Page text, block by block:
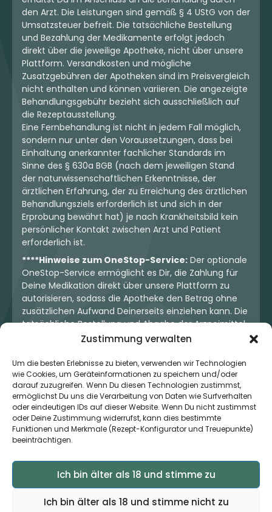
Zustimmung verwalten
Um die besten Erlebnisse zu bieten, verwenden wir Technologien
wie Cookies, um Geräteinformationen zu speichern und/oder
darauf zuzugreifen. Wenn Du diesen Technologien zustimmst,
ermöglichst Du uns die Verarbeitung von Daten wie Surfverhalten
oder eindeutigen IDs auf dieser Website. Wenn Du nicht zustimmst
oder Deine Zustimmung widerrufst, kann dies bestimmte
Funktionen und Merkmale (Rezept-Konfigurator und Treuepunkte)
beeinträchtigen.
Ich bin älter als 18 und stimme zu
Ich bin älter als 18 und stimme nicht zu
den Arzt. Die Leistungen sind gemäß § 4 UStG von der
Umsatzsteuer befreit. Die tatsächliche Bestellung
und Bezahlung der Medikamente erfolgt jedoch
direkt über die jeweilige Apotheke, nicht über unsere
Plattform. Versandkosten und mögliche
Zusatzgebühren der Apotheken sind im Preisvergleich
nicht enthalten und können variieren. Die angezeigte
Behandlungsgebühr bezieht sich ausschließlich auf
die Rezeptausstellung.
Eine Fernbehandlung ist nicht in jedem Fall möglich,
sondern nur unter den Voraussetzungen, dass bei
Einhaltung anerkannter fachlicher Standards im
Sinne des § 630a BGB (nach dem jeweiligen Stand
der naturwissenschaftlichen Erkenntnisse, der
ärztlichen Erfahrung, der zu Erreichung des ärztlichen
Behandlungsziels erforderlich ist und sich in der
Erprobung bewährt hat) je nach Krankheitsbild kein
persönlicher Kontakt zwischen Arzt und Patient
erforderlich ist.
****Hinweise zum OneStop-Service: Der optionale
OneStop-Service ermöglicht es Dir, die Zahlung für
Deine Medikation direkt über unsere Plattform zu
autorisieren, sodass die Apotheke den Betrag ohne
zusätzlichen Aufwand Deinerseits einziehen kann. Die
tatsächliche Bestellung und Abgabe der Arzneimittel
erfolgt jedoch ausschließlich über die jeweilige
Dir und der Apotheke. Unser OneStop-Service stellt
kein pharmazeutisches Angebot dar, sondern dient
lediglich der komfortablen Zahlungsabwicklung. Die
Nutzung ist freiwillig und hat keinerlei Einfluss auf die
ärztliche Therapieentscheidung oder die Wahl der
verschriebenen Medikation. Apotheken sind rechtlich
unabhängig und unterliegen den gesetzlichen
vorbehalten.